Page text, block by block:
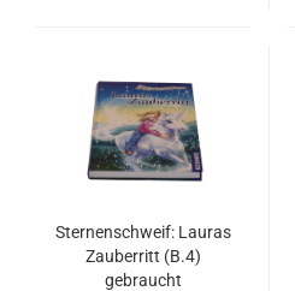
Sternenschweif: Lauras
Zauberritt (B.4)
gebraucht